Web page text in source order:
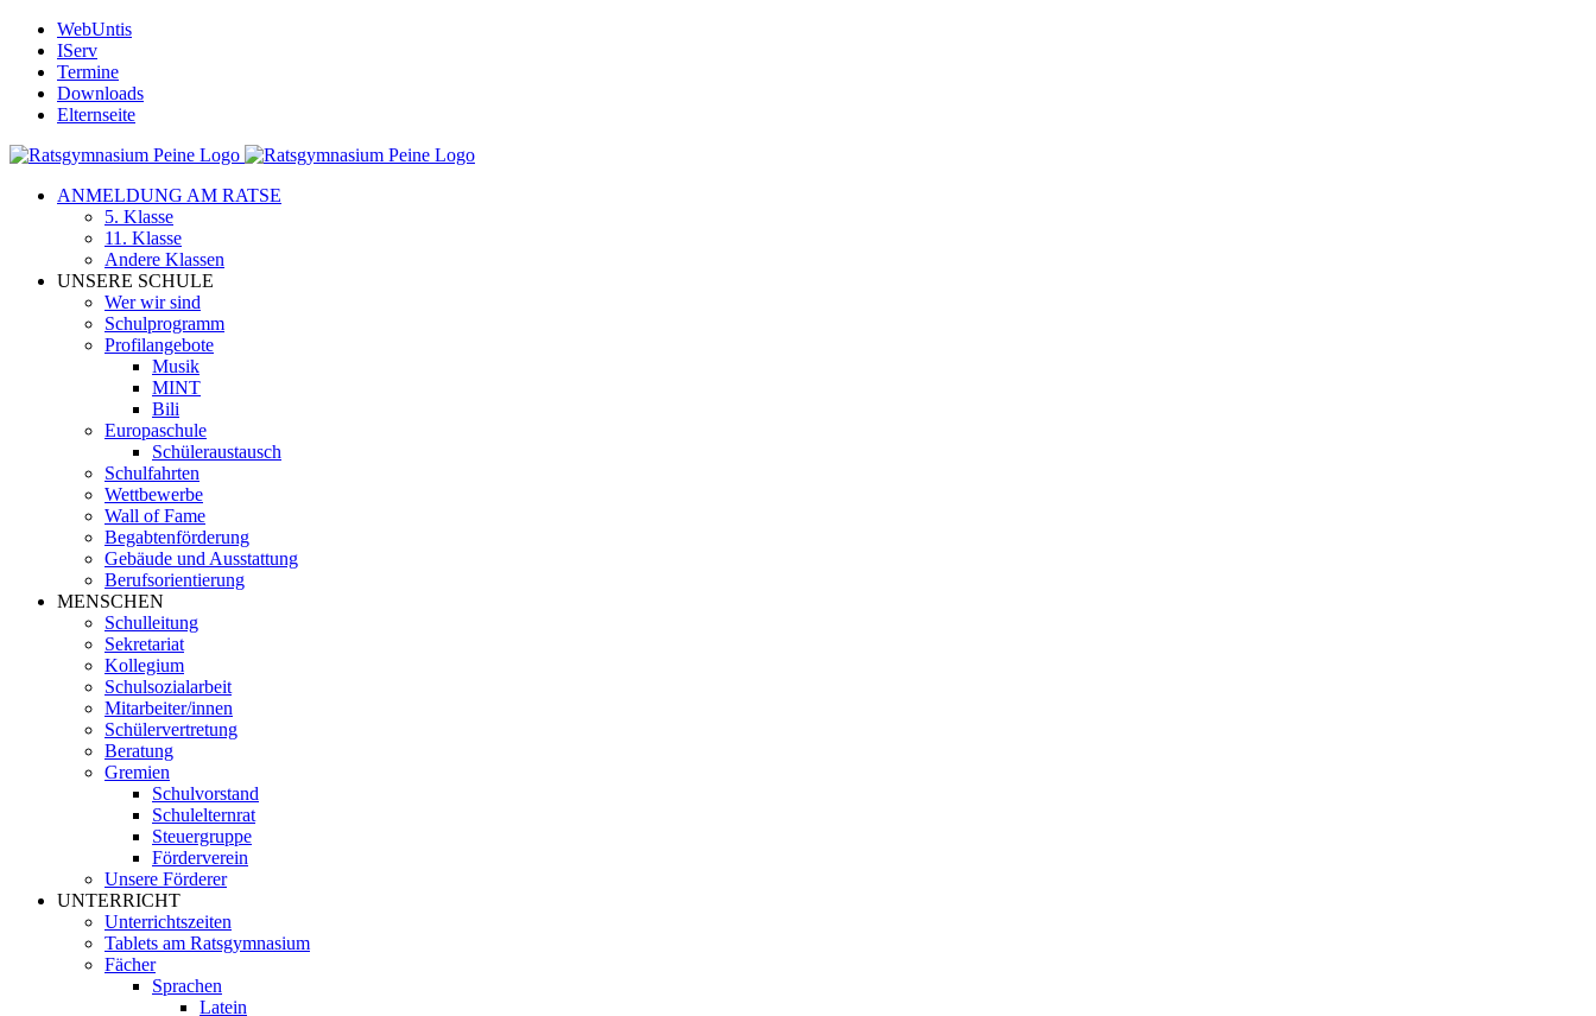
Zum
Inhalt
springen
WebUntis
IServ
Termine
Downloads
Elternseite
ANMELDUNG AM RATSE
5. Klasse
11. Klasse
Andere Klassen
UNSERE SCHULE
Wer wir sind
Schulprogramm
Profilangebote
Musik
MINT
Bili
Europaschule
Schüleraustausch
Schulfahrten
Wettbewerbe
Wall of Fame
Begabtenförderung
Gebäude und Ausstattung
Berufsorientierung
MENSCHEN
Schulleitung
Sekretariat
Kollegium
Schulsozialarbeit
Mitarbeiter/innen
Schülervertretung
Beratung
Gremien
Schulvorstand
Schulelternrat
Steuergruppe
Förderverein
Unsere Förderer
UNTERRICHT
Unterrichtszeiten
Tablets am Ratsgymnasium
Fächer
Sprachen
Latein